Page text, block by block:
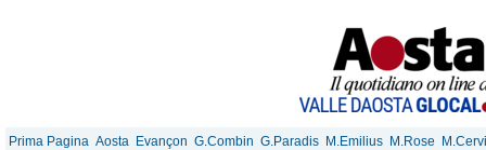
Prima Pagina Aosta Evançon G.Combin G.Paradis M.Emilius M.Rose